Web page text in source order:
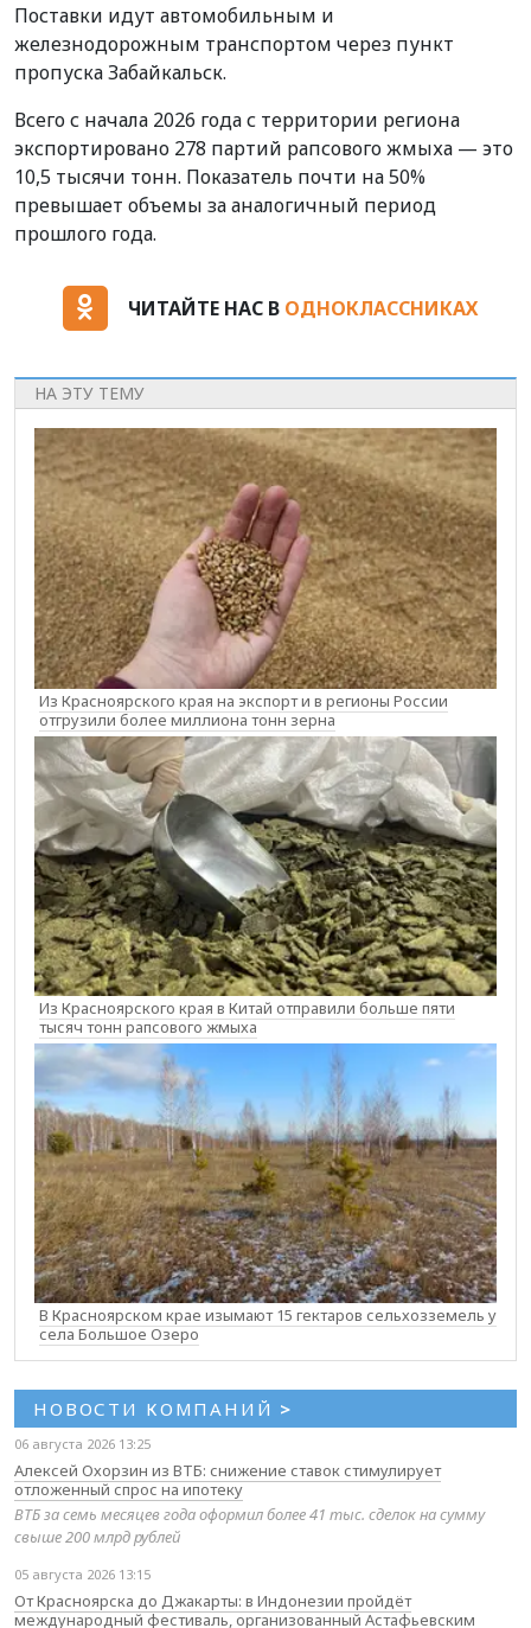
Поставки идут автомобильным и
железнодорожным транспортом через пункт
пропуска Забайкальск.
Всего с начала 2026 года с территории региона
экспортировано 278 партий рапсового жмыха — это
10,5 тысячи тонн. Показатель почти на 50%
превышает объемы за аналогичный период
прошлого года.
ЧИТАЙТЕ НАС В ОДНОКЛАССНИКАХ
НА ЭТУ ТЕМУ
Из Красноярского края на экспорт и в регионы России
отгрузили более миллиона тонн зерна
Из Красноярского края в Китай отправили больше пяти
тысяч тонн рапсового жмыха
В Красноярском крае изымают 15 гектаров сельхозземель у
села Большое Озеро
НОВОСТИ КОМПАНИЙ >
06 августа 2026 13:25
Алексей Охорзин из ВТБ: снижение ставок стимулирует
отложенный спрос на ипотеку
ВТБ за семь месяцев года оформил более 41 тыс. сделок на сумму
свыше 200 млрд рублей
05 августа 2026 13:15
От Красноярска до Джакарты: в Индонезии пройдёт
международный фестиваль, организованный Астафьевским